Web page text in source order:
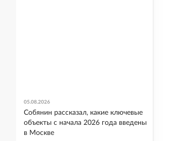
05.08.2026
Собянин рассказал, какие ключевые
объекты с начала 2026 года введены
в Москве